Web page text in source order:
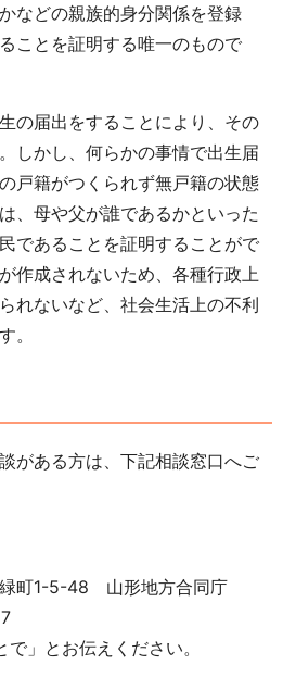
などの親族的身分関係を登録
ことを証明する唯一のもので
の届出をすることにより、その
しかし、何らかの事情で出生届
戸籍がつくられず無戸籍の状態
、母や父が誰であるかといった
であることを証明することがで
作成されないため、各種行政上
れないなど、社会生活上の不利
。
がある方は、下記相談窓口へご
町1-5-48 山形地方合同庁
」とお伝えください。